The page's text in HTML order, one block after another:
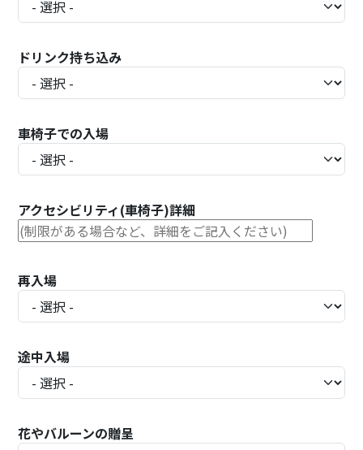
ドリンク持ち込み
車椅子での入場
アクセシビリティ(車椅子)詳細
再入場
途中入場
花やバルーンの贈呈